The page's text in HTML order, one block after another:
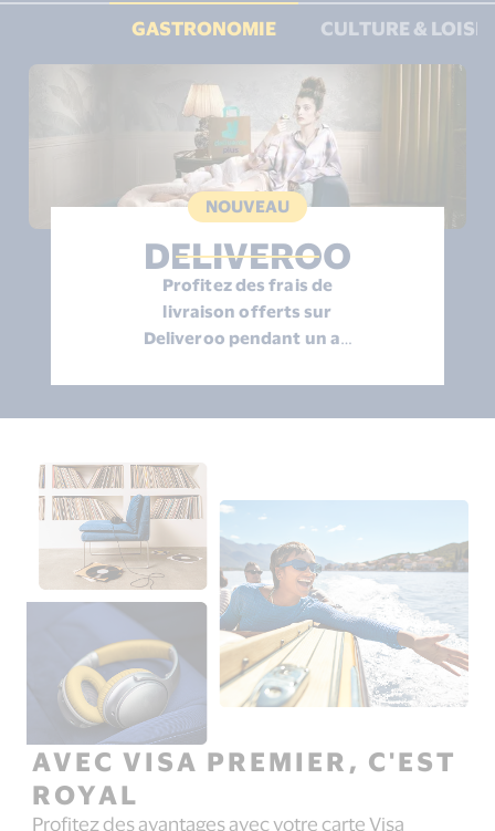
2
GASTRONOMIE CULTURE &
NOUVEAU
DELIVEROO
Profitez des frais de
livraison offerts sur
Deliveroo pendant un an
Premier !
commerçants préférés, de
délicieux sushis, ou encore
vous livrer vos plats préférés
et vos produits frais en
quelques clics sur Deliveroo.
Premier, bénéficiez de
Deliveroo Plus Argent inclus
pendant un an. Avec
Deliveroo Plus Argent,
profitez des frais de livraison
offerts sur vos commandes
éligibles et bénéficiez de
plein d'autres avantages
comme des offres
exclusives réservées aux
abonnés Deliveroo Plus.
AVEC VISA PREMIER, C'EST
ROYAL
Profitez des avantages avec votre carte Visa